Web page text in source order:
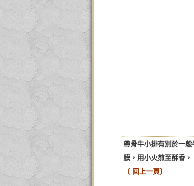
帶骨牛小排有別於一
膜，用小火煎至酥香，
〔 回上一頁〕